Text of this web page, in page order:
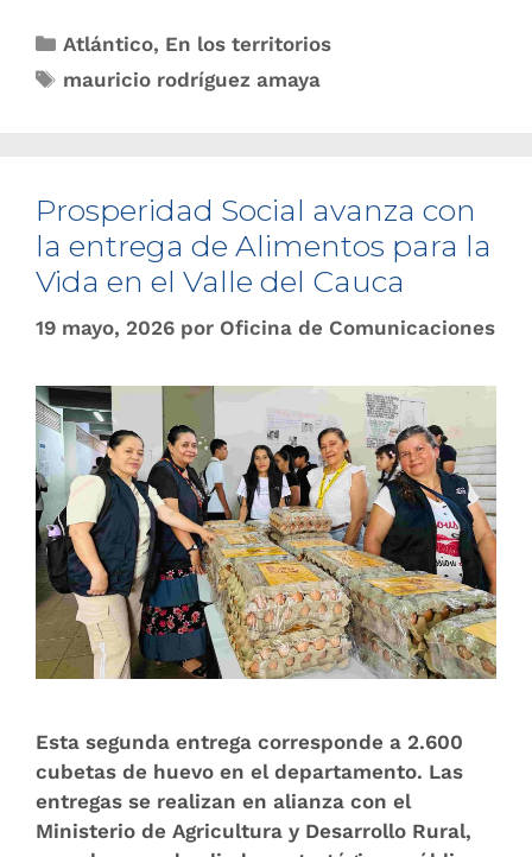
Atlántico, En los territorios
mauricio rodríguez amaya
Prosperidad Social avanza con
la entrega de Alimentos para la
Vida en el Valle del Cauca
19 mayo, 2026 por Oficina de Comunicaciones
Esta segunda entrega corresponde a 2.600
cubetas de huevo en el departamento. Las
entregas se realizan en alianza con el
Ministerio de Agricultura y Desarrollo Rural,